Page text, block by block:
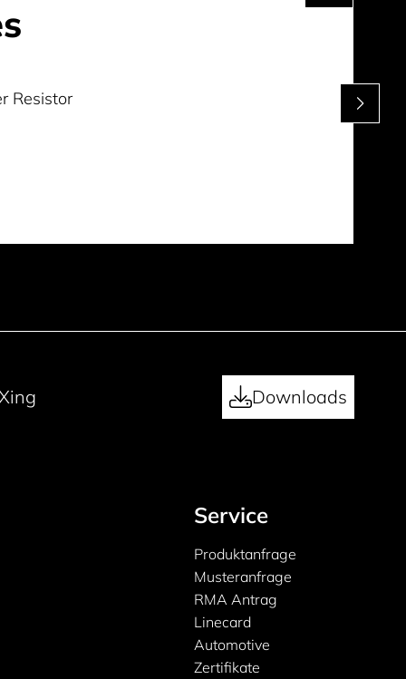
Resistor
Downloads
Service
Produktanfrage
Musteranfrage
RMA Antrag
Linecard
Automotive
Zertifikate